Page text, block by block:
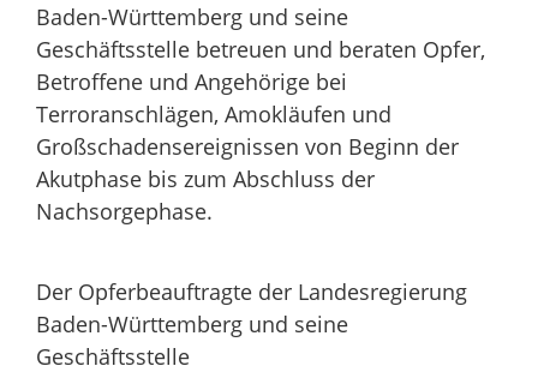
Baden-Württemberg und seine
Geschäftsstelle betreuen und beraten Opfer,
Betroffene und Angehörige bei
Terroranschlägen, Amokläufen und
Großschadensereignissen von Beginn der
Akutphase bis zum Abschluss der
Nachsorgephase.
Der Opferbeauftragte der Landesregierung
Baden-Württemberg und seine
Geschäftsstelle